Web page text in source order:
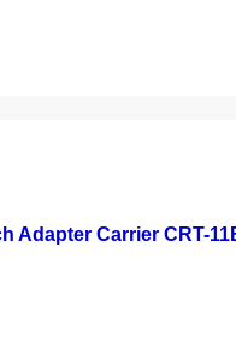
Adapter Carrier CRT-